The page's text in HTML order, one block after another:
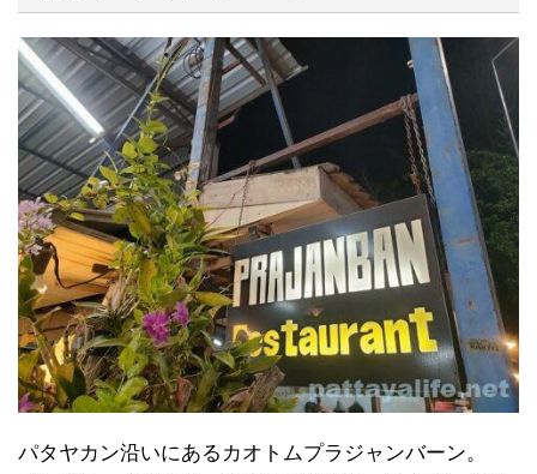
パタヤカン沿いにあるカオトムプラジャンバーン。